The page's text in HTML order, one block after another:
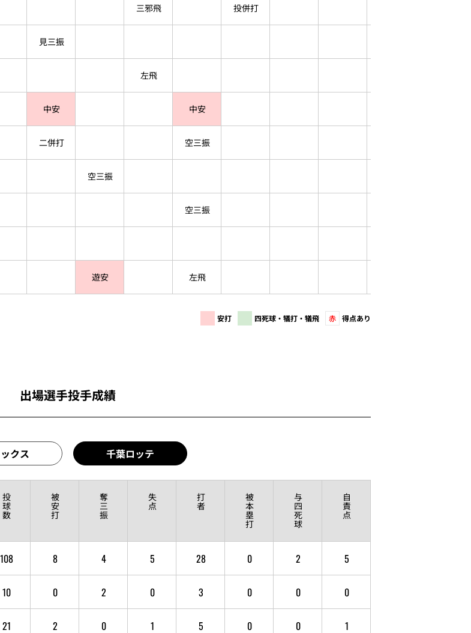
三邪飛 投併打
見三振
左飛
中安 中安
二併打 空三振
空三振
空三振
遊安 左飛
安打 四死球・犠打・犠飛 赤 得点あり
出場選手投手成績
クス 千葉ロッテ
投
球
数
被
安
打
奪
三
振
失
点
打
者
被
本
塁
打
与
四
死
球
自
責
点
108 8 4 5 28 0 2 5
10 0 2 0 3 0 0 0
21 2 0 1 5 0 0 1